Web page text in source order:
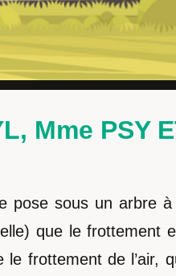
Mme PSY
pose sous un arbre
que le frottement
frottement de l’air,